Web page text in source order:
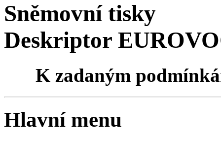
Sněmovní tisky
Deskriptor
K zadaným
Hlavní menu